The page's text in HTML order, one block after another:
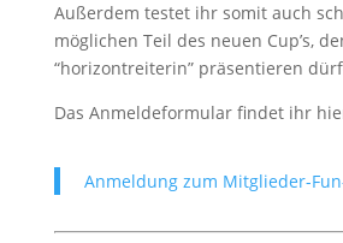
Außerdem testet ihr somit auch
möglichen Teil des neuen Cup’s,
“horizontreiterin” präsentieren
Das Anmeldeformular findet ihr
Anmeldung zum Mitglieder-